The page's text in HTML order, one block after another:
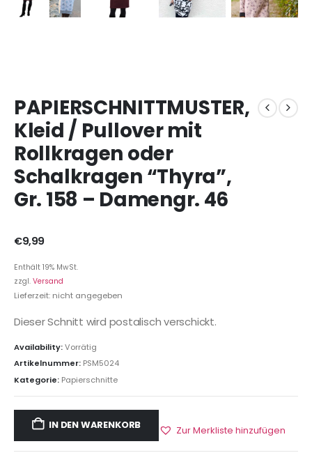
PAPIERSCHNITTMUSTER,
Kleid / Pullover mit
Rollkragen oder
Schalkragen “Thyra”,
Gr. 158 – Damengr. 46
€9,99
Enthält 19% MwSt.
zzgl. Versand
Lieferzeit: nicht angegeben
Dieser Schnitt wird postalisch verschickt.
Availability:Vorrätig
Artikelnummer: PSM5024
Kategorie: Papierschnitte
IN DEN WARENKORB Zur Merkliste hinzufügen